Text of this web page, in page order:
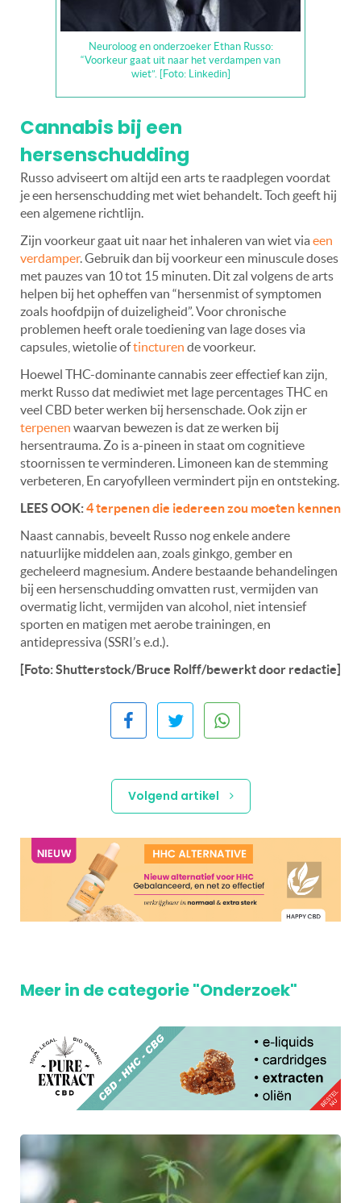
Neuroloog en onderzoeker Ethan Russo:
“Voorkeur gaat uit naar het verdampen van
wiet”. [Foto: Linkedin]
Cannabis bij een
hersenschudding
Russo adviseert om altijd een arts te raadplegen voordat
je een hersenschudding met wiet behandelt. Toch geeft hij
een algemene richtlijn.
Zijn voorkeur gaat uit naar het inhaleren van wiet via een
verdamper. Gebruik dan bij voorkeur een minuscule doses
met pauzes van 10 tot 15 minuten. Dit zal volgens de arts
helpen bij het opheffen van “hersenmist of symptomen
zoals hoofdpijn of duizeligheid”. Voor chronische
problemen heeft orale toediening van lage doses via
capsules, wietolie oftincturen de voorkeur.
Hoewel THC-dominante cannabis zeer effectief kan zijn,
merkt Russo dat mediwiet met lage percentages THC en
veel CBD beter werken bij hersenschade. Ook zijn er
terpenen waarvan bewezen is dat ze werken bij
hersentrauma. Zo is a-pineen in staat om cognitieve
stoornissen te verminderen. Limoneen kan de stemming
verbeteren, En caryofylleen vermindert pijn en ontsteking.
LEES OOK:4 terpenen die iedereen zou moeten kennen
Naast cannabis, beveelt Russo nog enkele andere
natuurlijke middelen aan, zoals ginkgo, gember en
gecheleerd magnesium. Andere bestaande behandelingen
bij een hersenschudding omvatten rust, vermijden van
overmatig licht, vermijden van alcohol, niet intensief
sporten en matigen met aerobe trainingen, en
antidepressiva (SSRI’s e.d.).
[Foto: Shutterstock/Bruce Rolff/bewerkt door redactie]
Volgend artikel
Meer in de categorie "Onderzoek"